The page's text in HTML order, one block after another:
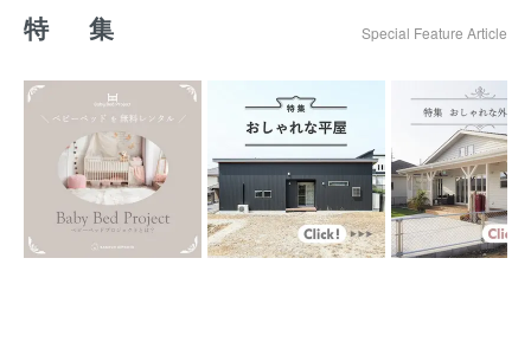
特 集 Special Feature Article